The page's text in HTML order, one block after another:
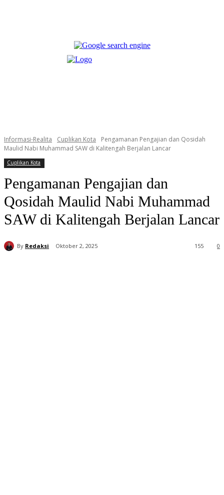
Informasi-Realita Cuplikan Kota
Pengamanan Pengajian dan Qosidah
Maulid Nabi Muhammad SAW di Kalitengah Berjalan Lancar
Cuplikan Kota
Pengamanan Pengajian dan
Qosidah Maulid Nabi Muhammad
SAW di Kalitengah Berjalan Lancar
By Redaksi Oktober 2, 2025 0
155